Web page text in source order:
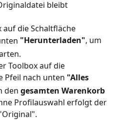
bleibt
auf die Schaltfläche
"Herunterladen", um
Toolbox auf die
"Alles
den gesamten Warenkorb
Profilauswahl erfolgt der